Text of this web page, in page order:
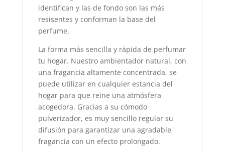
identifican y las de fondo son las más
resisentes y conforman la base del
perfume.
La forma más sencilla y rápida de perfumar
tu hogar. Nuestro ambientador natural, con
una fragancia altamente concentrada, se
puede utilizar en cualquier estancia del
hogar para que reine una atmósfera
acogedora. Gracias a su cómodo
pulverizador, es muy sencillo regular su
difusión para garantizar una agradable
fragancia con un efecto prolongado.